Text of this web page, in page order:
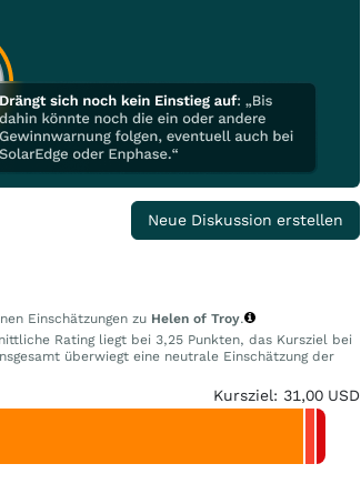
Neue Diskussion erstellen
Einschätzungen zu Helen of Troy.
Rating liegt bei 3,25 Punkten, das Kursziel bei
überwiegt eine neutrale Einschätzung der
Kursziel: 31,00 USD